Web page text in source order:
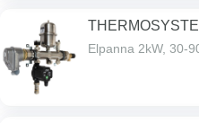
Elpanna 2kW, 30-